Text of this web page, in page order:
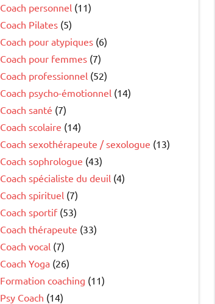
Coach personnel (11)
Coach Pilates (5)
Coach pour atypiques (6)
Coach pour femmes (7)
Coach professionnel (52)
Coach psycho-émotionnel (14)
Coach santé (7)
Coach scolaire (14)
Coach sexothérapeute / sexologue (13)
Coach sophrologue (43)
Coach spécialiste du deuil (4)
Coach spirituel (7)
Coach sportif(53)
Coach thérapeute (33)
Coach vocal (7)
Coach Yoga (26)
Formation coaching (11)
Psy Coach (14)